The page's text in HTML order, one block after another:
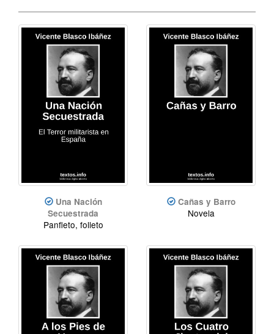
Una Nación
Secuestrada
Panfleto, folleto
Cañas y Barro
Novela